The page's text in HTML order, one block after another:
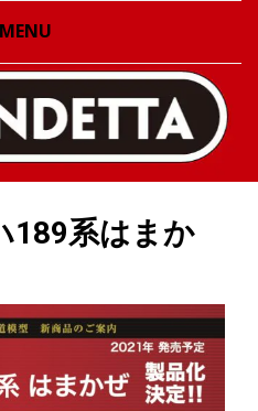
の鉄道模型
ジ 新作情報
庫情報
庫情報
MENU
189系はまか